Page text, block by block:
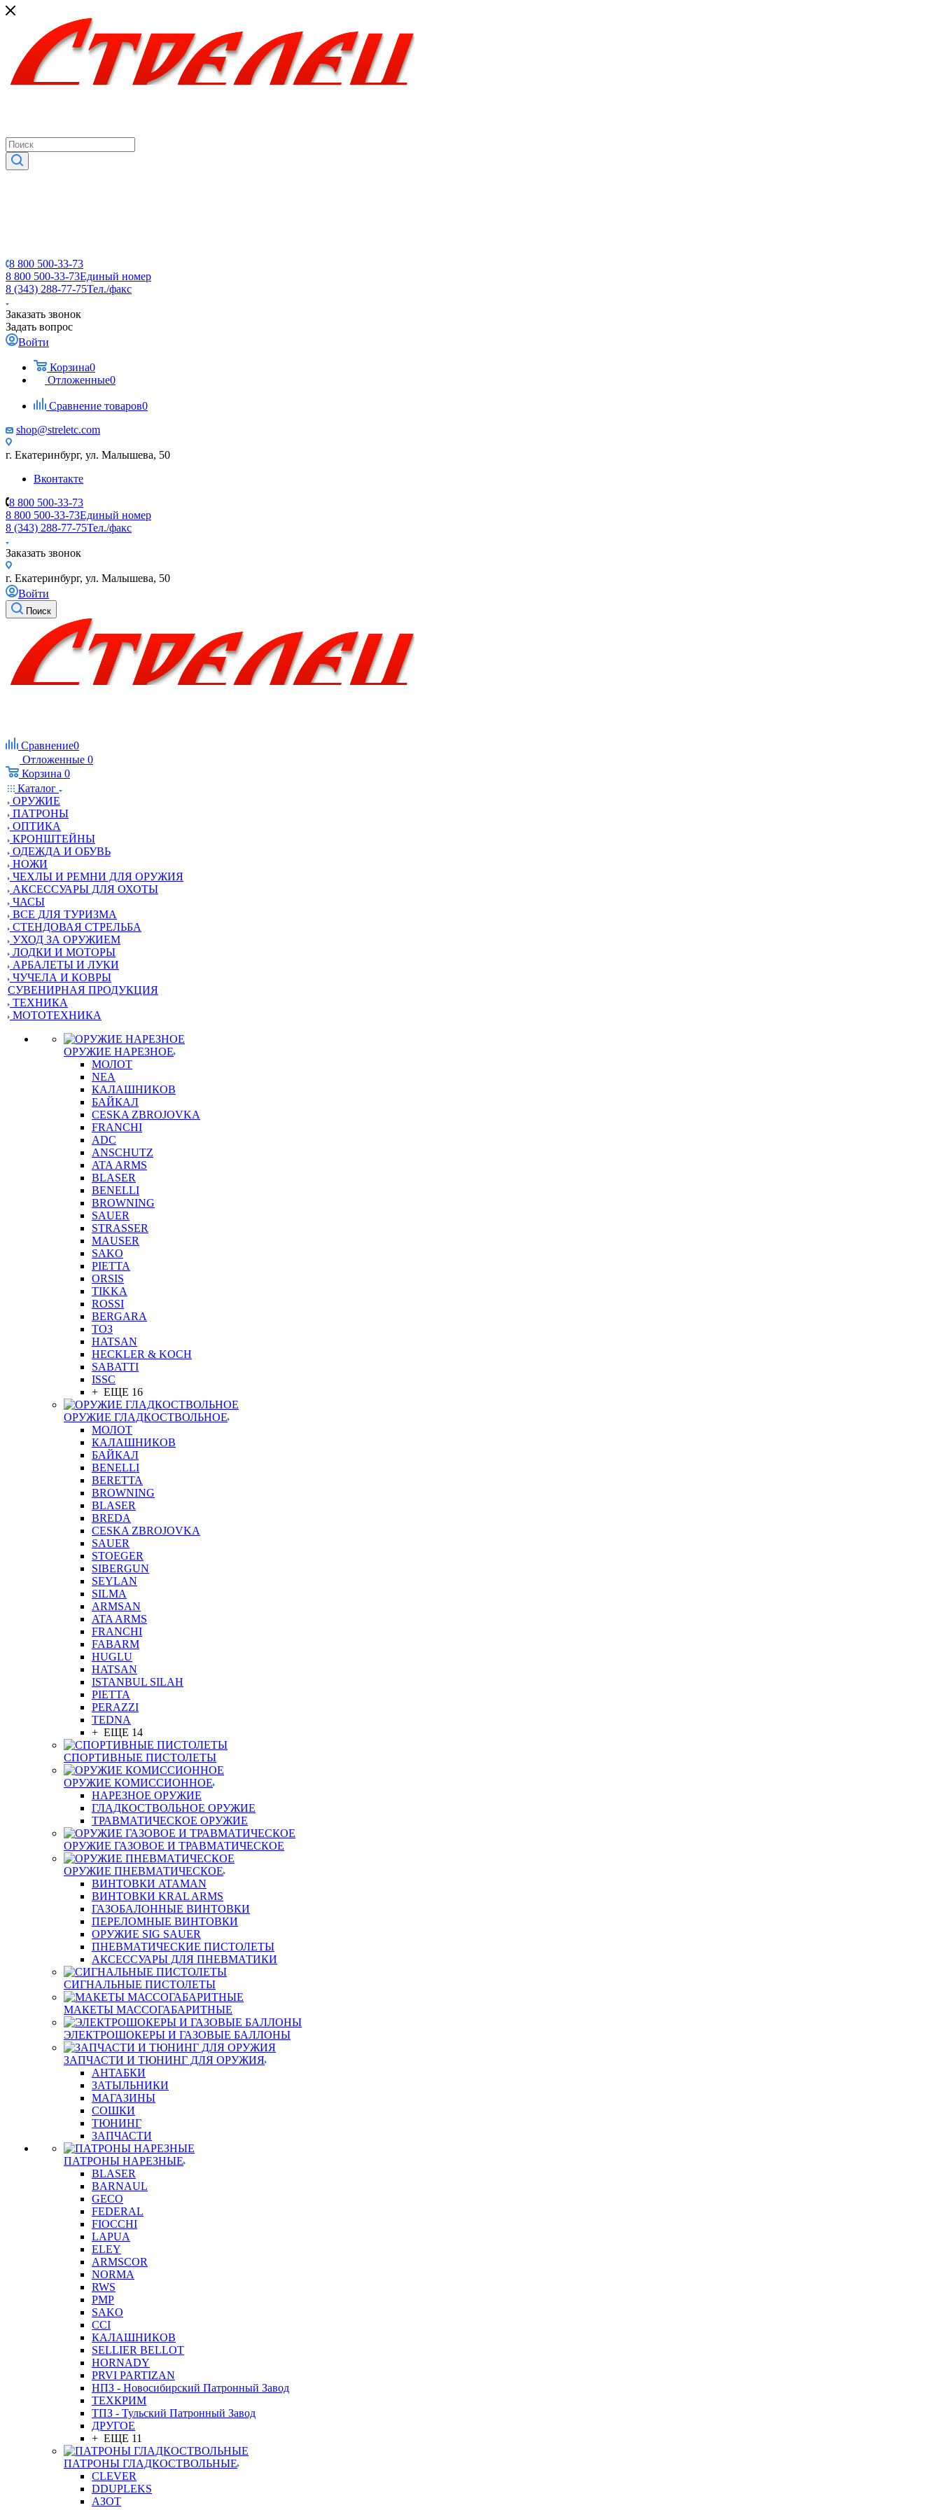
8 800 500-33-73
8 800 500-33-73Единый номер
8 (343) 288-77-75Тел./факс
Заказать звонок
Задать вопрос
Войти
Корзина0
Отложенные0
Сравнение товаров0
shop@streletc.com
г. Екатеринбург, ул. Малышева, 50
Вконтакте
8 800 500-33-73
8 800 500-33-73Единый номер
8 (343) 288-77-75Тел./факс
Заказать звонок
г. Екатеринбург, ул. Малышева, 50
Войти
Поиск
Сравнение0
Отложенные 0
Корзина 0
Каталог
ОРУЖИЕ
ПАТРОНЫ
ОПТИКА
КРОНШТЕЙНЫ
ОДЕЖДА И ОБУВЬ
НОЖИ
ЧЕХЛЫ И РЕМНИ ДЛЯ ОРУЖИЯ
АКСЕССУАРЫ ДЛЯ ОХОТЫ
ЧАСЫ
ВСЕ ДЛЯ ТУРИЗМА
СТЕНДОВАЯ СТРЕЛЬБА
УХОД ЗА ОРУЖИЕМ
ЛОДКИ И МОТОРЫ
АРБАЛЕТЫ И ЛУКИ
ЧУЧЕЛА И КОВРЫ
СУВЕНИРНАЯ ПРОДУКЦИЯ
ТЕХНИКА
МОТОТЕХНИКА
ОРУЖИЕ НАРЕЗНОЕ
МОЛОТ
NEA
КАЛАШНИКОВ
БАЙКАЛ
CESKA ZBROJOVKA
FRANCHI
ADC
ANSCHUTZ
ATA ARMS
BLASER
BENELLI
BROWNING
SAUER
STRASSER
MAUSER
SAKO
PIETTA
ORSIS
TIKKA
ROSSI
BERGARA
ТОЗ
HATSAN
HECKLER & KOCH
SABATTI
ISSC
+ ЕЩЕ 16
ОРУЖИЕ ГЛАДКОСТВОЛЬНОЕ
МОЛОТ
КАЛАШНИКОВ
БАЙКАЛ
BENELLI
BERETTA
BROWNING
BLASER
BREDA
CESKA ZBROJOVKA
SAUER
STOEGER
SIBERGUN
SEYLAN
SILMA
ARMSAN
ATA ARMS
FRANCHI
FABARM
HUGLU
HATSAN
ISTANBUL SILAH
PIETTA
PERAZZI
TEDNA
+ ЕЩЕ 14
СПОРТИВНЫЕ ПИСТОЛЕТЫ
ОРУЖИЕ КОМИССИОННОЕ
НАРЕЗНОЕ ОРУЖИЕ
ГЛАДКОСТВОЛЬНОЕ ОРУЖИЕ
ТРАВМАТИЧЕСКОЕ ОРУЖИЕ
ОРУЖИЕ ГАЗОВОЕ И ТРАВМАТИЧЕСКОЕ
ОРУЖИЕ ПНЕВМАТИЧЕСКОЕ
ВИНТОВКИ ATAMAN
ВИНТОВКИ KRAL ARMS
ГАЗОБАЛОННЫЕ ВИНТОВКИ
ПЕРЕЛОМНЫЕ ВИНТОВКИ
ОРУЖИЕ SIG SAUER
ПНЕВМАТИЧЕСКИЕ ПИСТОЛЕТЫ
АКСЕССУАРЫ ДЛЯ ПНЕВМАТИКИ
СИГНАЛЬНЫЕ ПИСТОЛЕТЫ
МАКЕТЫ МАССОГАБАРИТНЫЕ
ЭЛЕКТРОШОКЕРЫ И ГАЗОВЫЕ БАЛЛОНЫ
ЗАПЧАСТИ И ТЮНИНГ ДЛЯ ОРУЖИЯ
АНТАБКИ
ЗАТЫЛЬНИКИ
МАГАЗИНЫ
СОШКИ
ТЮНИНГ
ЗАПЧАСТИ
ПАТРОНЫ НАРЕЗНЫЕ
BLASER
BARNAUL
GEСO
FEDERAL
FIOCCHI
LAPUA
ELEY
ARMSCOR
NORMA
RWS
PMP
SAKO
CCI
КАЛАШНИКОВ
SELLIER BELLOT
HORNADY
PRVI PARTIZAN
НПЗ - Новосибирский Патронный Завод
ТЕХКРИМ
ТПЗ - Тульский Патронный Завод
ДРУГОЕ
+ ЕЩЕ 11
ПАТРОНЫ ГЛАДКОСТВОЛЬНЫЕ
CLEVER
DDUPLEKS
АЗОТ